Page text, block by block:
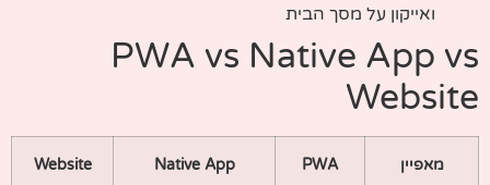
ואייקון על מסך הבית
PWA vs Native App vs
Website
מאפיין PWA
Native App
Website